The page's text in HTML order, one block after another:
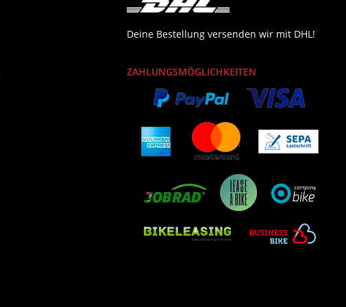
Deine Bestellung versenden wir mit DHL!
ZAHLUNGSMÖGLICHKEITEN